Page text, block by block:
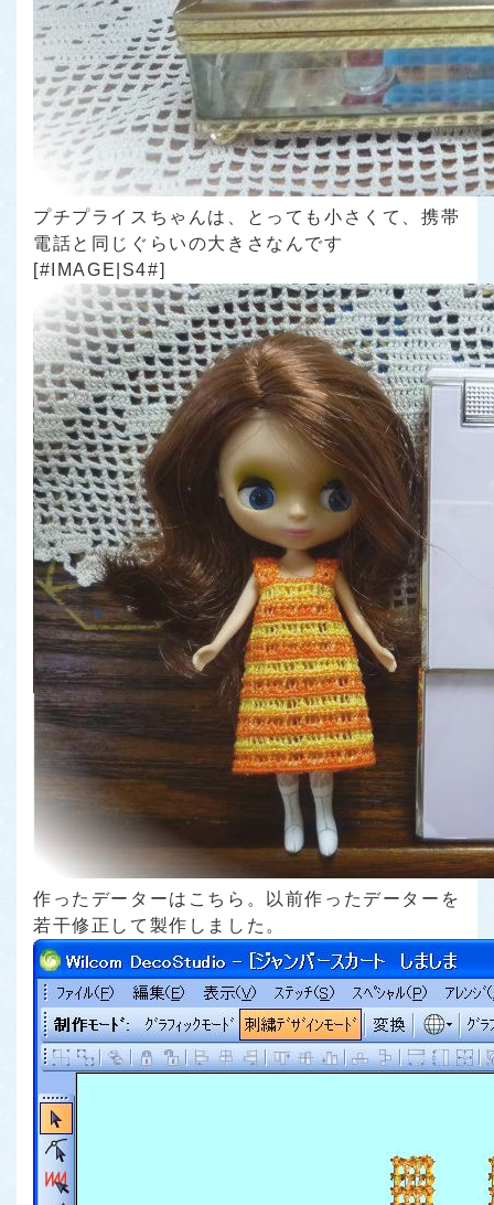
プチプライスちゃんは、とっても小さくて、携帯
電話と同じぐらいの大きさなんです
[#IMAGE|S4#]
作ったデーターはこちら。以前作ったデーターを
若干修正して製作しました。